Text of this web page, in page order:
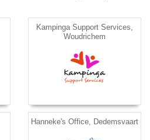
Kampinga Support Services,
Woudrichem
Hanneke's Office, Dedemsvaart